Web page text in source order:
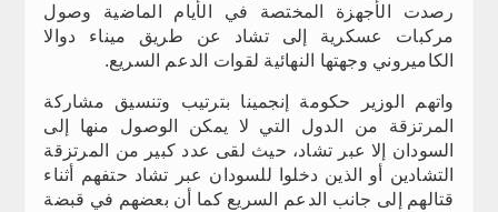
رصدت الأجهزة المختصة في الأيام الماضية وصول
مركبات عسكرية إلى تشاد عن طريق ميناء دوالا
الكاميروني وجهتها النهائية لقوات الدعم السريع.
واتهم الوزير حكومة إنجمينا بترتيب وتنسيق مشاركة
المرتزقة من الدول التي لا يمكن الوصول منها إلى
السودان إلا عبر تشاد، حيث لقى عدد كبير من المرتزقة
التشادين أو الذين دخلوا للسودان عبر تشاد حتفهم أثناء
قتالهم إلى جانب الدعم السريع كما أن بعضهم في قبضة